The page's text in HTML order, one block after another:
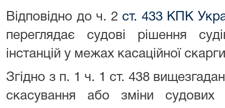
Відповідно до ч. 2 ст. 433 КПК
переглядає судові рішення
інстанцій у межах касаційної
Згідно з п. 1 ч. 1 ст. 438
скасування або зміни судових